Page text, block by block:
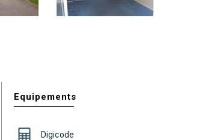
Equipements
Digicode